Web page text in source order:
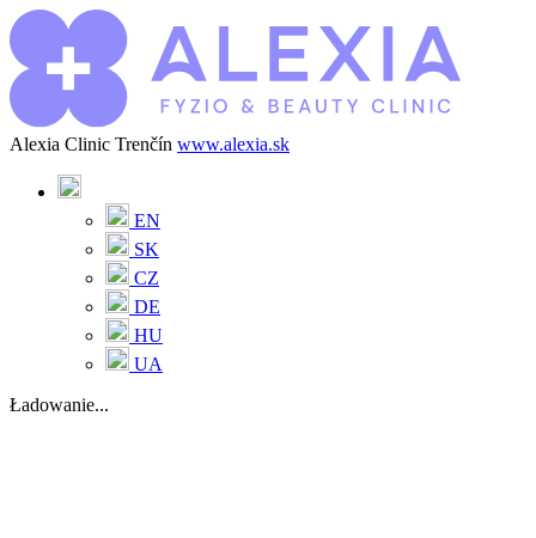
Alexia Clinic Trenčín www.alexia.sk
EN
SK
CZ
DE
HU
UA
Ładowanie...